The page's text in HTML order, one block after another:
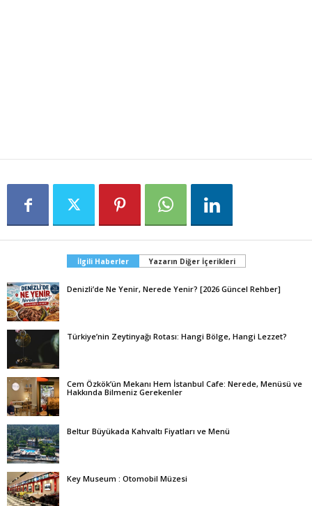
İlgili Haberler Yazarın Diğer İçerikleri
Denizli’de Ne Yenir, Nerede Yenir? [2026 Güncel Rehber]
Türkiye’nin Zeytinyağı Rotası: Hangi Bölge, Hangi Lezzet?
Cem Özkök’ün Mekanı Hem İstanbul Cafe: Nerede, Menüsü ve
Hakkında Bilmeniz Gerekenler
Beltur Büyükada Kahvaltı Fiyatları ve Menü
Key Museum : Otomobil Müzesi